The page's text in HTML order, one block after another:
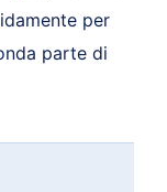
per
parte di